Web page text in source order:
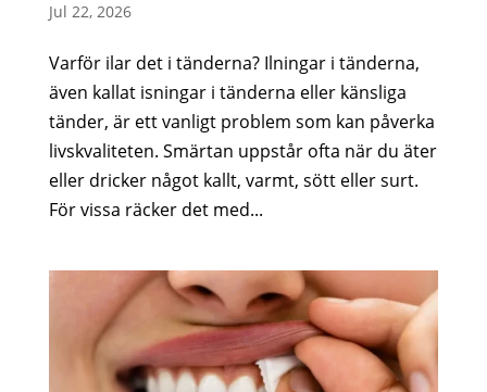
Jul 22, 2026
Varför ilar det i tänderna? Ilningar i tänderna,
även kallat isningar i tänderna eller känsliga
tänder, är ett vanligt problem som kan påverka
livskvaliteten. Smärtan uppstår ofta när du äter
eller dricker något kallt, varmt, sött eller surt.
För vissa räcker det med...